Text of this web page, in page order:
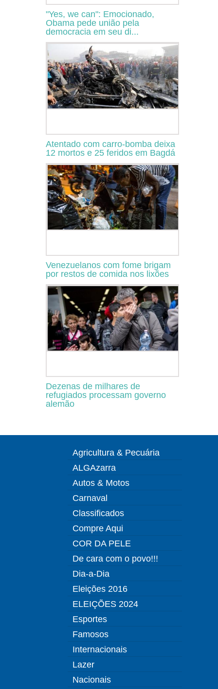
"Yes, we can": Emocionado,
Obama pede união pela
democracia em seu di...
Atentado com carro-bomba deixa
12 mortos e 25 feridos em Bagdá
Venezuelanos com fome brigam
por restos de comida nos lixões
Dezenas de milhares de
refugiados processam governo
alemão
Agricultura & Pecuária
ALGAzarra
Autos & Motos
Carnaval
Classificados
Compre Aqui
COR DA PELE
De cara com o povo!!!
Dia-a-Dia
Eleições 2016
ELEIÇÕES 2024
Esportes
Famosos
Internacionais
Lazer
Nacionais